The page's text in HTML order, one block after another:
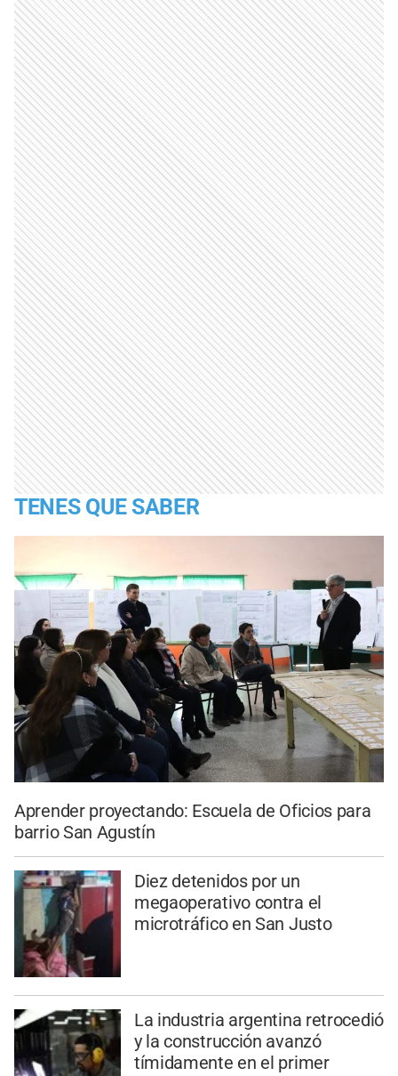
TENES QUE SABER
Aprender proyectando: Escuela de Oficios para
barrio San Agustín
Diez detenidos por un
megaoperativo contra el
microtráfico en San Justo
La industria argentina retrocedió
y la construcción avanzó
tímidamente en el primer